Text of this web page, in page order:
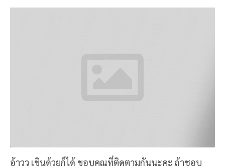
ขึ้นชั้นบนบ้างดีกว่า บันไดโปร่งๆนิสนุง เดินดีๆน๊า